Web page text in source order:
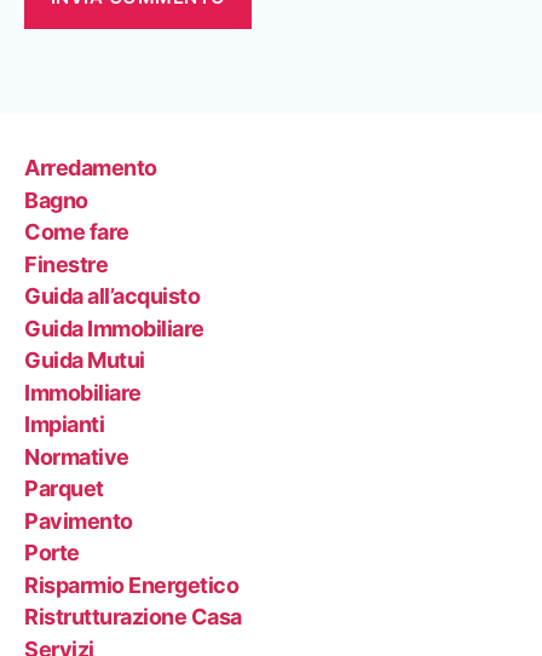
Arredamento
Bagno
Come fare
Finestre
Guida all’acquisto
Guida Immobiliare
Guida Mutui
Immobiliare
Impianti
Normative
Parquet
Pavimento
Porte
Risparmio Energetico
Ristrutturazione Casa
Servizi